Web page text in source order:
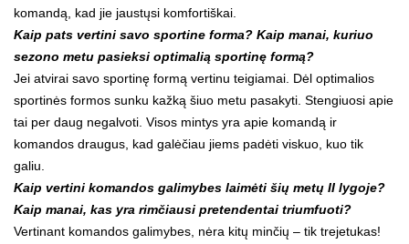
komandą, kad jie jaustųsi komfortiškai.
Kaip pats vertini savo sportine forma? Kaip manai, kuriuo
sezono metu pasieksi optimalią sportinę formą?
Jei atvirai savo sportinę formą vertinu teigiamai. Dėl optimalios
sportinės formos sunku kažką šiuo metu pasakyti. Stengiuosi apie
tai per daug negalvoti. Visos mintys yra apie komandą ir
komandos draugus, kad galėčiau jiems padėti viskuo, kuo tik
galiu.
Kaip vertini komandos galimybes laimėti šių metų II lygoje?
Kaip manai, kas yra rimčiausi pretendentai triumfuoti?
Vertinant komandos galimybes, nėra kitų minčių – tik trejetukas!